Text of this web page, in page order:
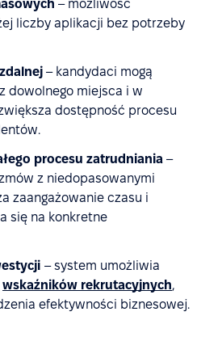
– możliwość
liczby aplikacji bez potrzeby
– kandydaci mogą
dowolnego miejsca i w
dostępność procesu
procesu zatrudniania –
z niedopasowanymi
zaangażowanie czasu i
się na konkretne
– system umożliwia
wskaźników rekrutacyjnych,
efektywności biznesowej.